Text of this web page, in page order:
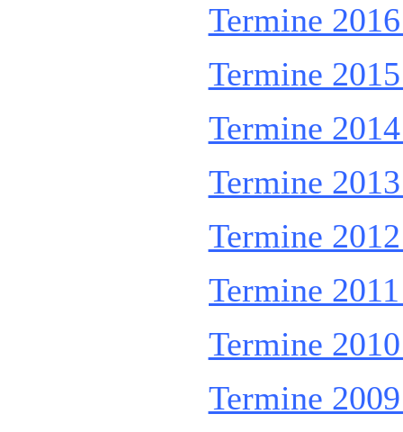
Termine
Termine
Termine
Termine
Termine
Termine
Termine
Termine